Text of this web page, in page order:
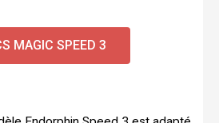
MAGIC SPEED 3